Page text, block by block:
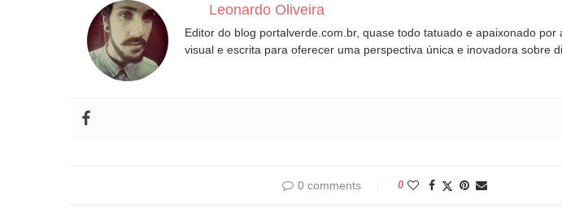
Leonardo Oliveira
Editor do blog portalverde.com.br, quase todo tatuado e apaixonado por
visual e escrita para oferecer uma perspectiva única e inovadora sobre
0 comments 0